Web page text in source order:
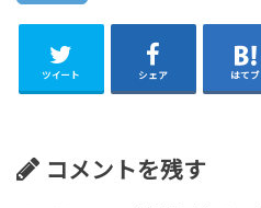
ツイート シェア はてブ
コメントを残す